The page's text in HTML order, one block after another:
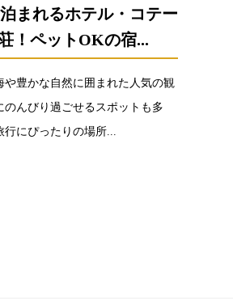
まれるホテル・コテー
！ペットOKの宿...
や豊かな自然に囲まれた人気の観
のんびり過ごせるスポットも多
にぴったりの場所...